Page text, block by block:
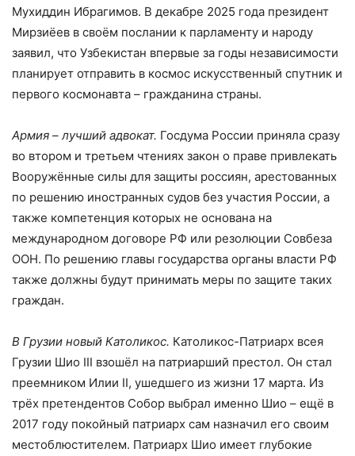
Мухиддин Ибрагимов. В декабре 2025 года президент
Мирзиёев в своём послании к парламенту и народу
заявил, что Узбекистан впервые за годы независимости
планирует отправить в космос искусственный спутник и
первого космонавта – гражданина страны.
Армия – лучший адвокат. Госдума России приняла сразу
во втором и третьем чтениях закон о праве привлекать
Вооружённые силы для защиты россиян, арестованных
по решению иностранных судов без участия России, а
также компетенция которых не основана на
международном договоре РФ или резолюции Совбеза
ООН. По решению главы государства органы власти РФ
также должны будут принимать меры по защите таких
граждан.
В Грузии новый Католикос. Католикос-Патриарх всея
Грузии Шио III взошёл на патриарший престол. Он стал
преемником Илии II, ушедшего из жизни 17 марта. Из
трёх претендентов Собор выбрал именно Шио – ещё в
2017 году покойный патриарх сам назначил его своим
местоблюстителем. Патриарх Шио имеет глубокие